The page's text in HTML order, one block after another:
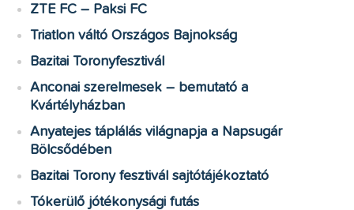
ZTE FC – Paksi FC
Triatlon váltó Országos Bajnokság
Bazitai Toronyfesztivál
Anconai szerelmesek – bemutató a
Kvártélyházban
Anyatejes táplálás világnapja a Napsugár
Bölcsődében
Bazitai Torony fesztivál sajtótájékoztató
Tókerülő jótékonysági futás